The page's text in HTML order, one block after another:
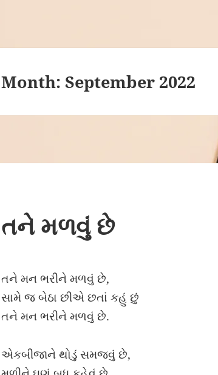
Month:September 2022
તને મળવું છે
તને મન ભરીને મળવું છે,
સામે જ બેઠા છીએ છતાં કહું છું
તને મન ભરીને મળવું છે.
એકબીજાને થોડું સમજવું છે,